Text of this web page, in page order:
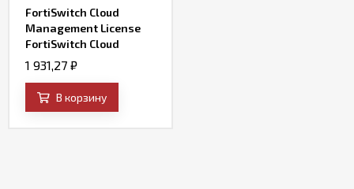
FortiSwitch Cloud
Management License
FortiSwitch Cloud
Management License
subscription
1 931,27 ₽
В корзину